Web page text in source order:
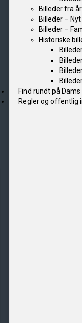
Billeder fra
Billeder –
Billeder –
Historiske
Find rundt på
Regler og offentlig